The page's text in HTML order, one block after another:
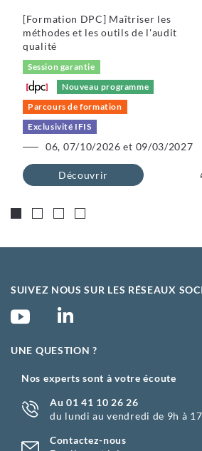
[Formation DPC] Maîtriser les
méthodes et les outils de l'audit
qualité
Session garantie
Nouveau programme
Parcours de formation
Exclusivité IFIS
06, 07/10/2026 et 09/03/2027
Découvrir
UNE QUESTION ?
Nos experts sont à votre écoute
Au 01 41 10 26 26
du lundi au vendredi de 9h à
Contactez-nous
SUIVEZ NOUS SUR LES RÉSEAUX